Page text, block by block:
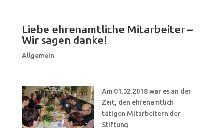
Liebe ehrenamtliche Mitarbeiter –
Wir sagen danke!
Allgemein
Am 01.02.2018 war es an der
Zeit, den ehrenamtlich
tätigen Mitarbeitern der
Stiftung